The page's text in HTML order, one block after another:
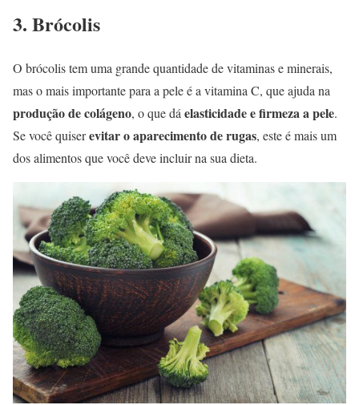
3. Brócolis
O brócolis tem uma grande quantidade de vitaminas e minerais,
mas o mais importante para a pele é a vitamina C, que ajuda na
produção de colágeno, o que dáelasticidade e firmeza a pele.
Se você quiserevitar o aparecimento de rugas, este é mais um
dos alimentos que você deve incluir na sua dieta.